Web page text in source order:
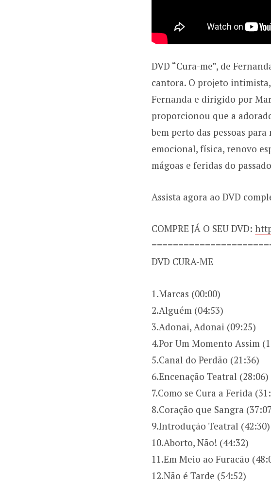
DVD “Cura-me”, de
cantora. O projeto
Fernanda e dirigido por
proporcionou que a
bem perto das pessoas
emocional, física, renovo
mágoas e feridas do
Assista agora ao DVD
COMPRE JÁ O SEU DVD:
DVD CURA-ME
1.Marcas (00:00)
2.Alguém (04:53)
3.Adonai, Adonai (09:25)
4.Por Um Momento Assim
5.Canal do Perdão (21:36)
6.Encenação Teatral (28:06)
7.Como se Cura a Ferida
8.Coração que Sangra
9.Introdução Teatral (42:30)
10.Aborto, Não! (44:32)
11.Em Meio ao Furacão
12.Não é Tarde (54:52)